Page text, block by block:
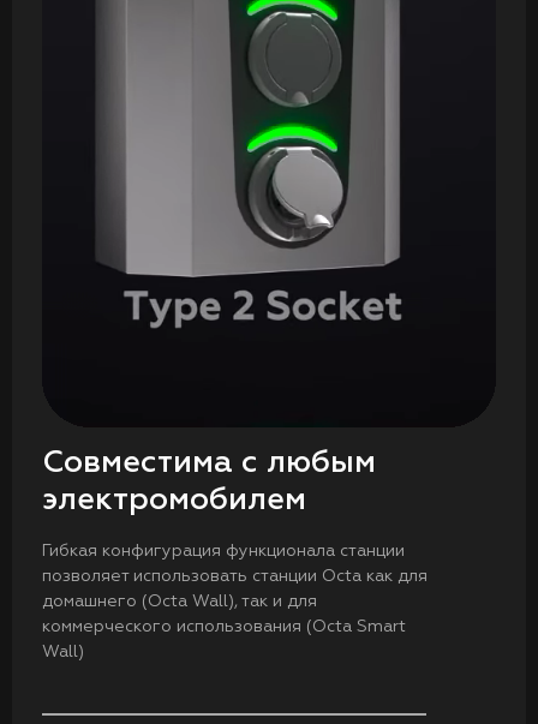
Совместима с любым
электромобилем
Гибкая конфигурация функционала станции
позволяет использовать станции Octa как для
домашнего (Octa Wall), так и для
коммерческого использования (Octa Smart
Wall)